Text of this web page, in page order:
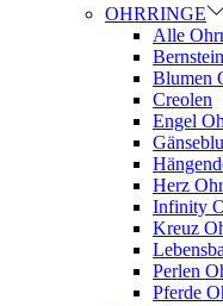
OHRRINGE
Alle
Blumen
Creolen
Engel
Herz
Infinity
Kreuz
Perlen
Pferde